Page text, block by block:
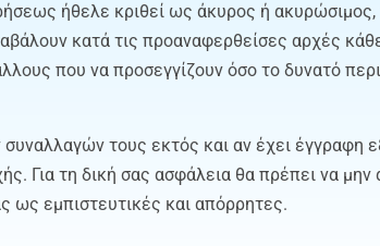
ήθελε κριθεί ως άκυρος ή ακυρώσιμος,
κατά τις προαναφερθείσες αρχές
που να προσεγγίζουν όσο το δυνατό
τους εκτός και αν έχει έγγραφη
Για τη δική σας ασφάλεια θα πρέπει να
ως εμπιστευτικές και απόρρητες.